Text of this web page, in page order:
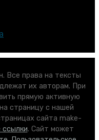
Все права на тексты
их авторам. При
прямую активную
страницу с нашей
сайта make-
ссылки. Сайт может